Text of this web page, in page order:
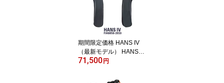
期間限定価格 HANS IV
（最新モデル） HANS4
20° FIA8858-2010適合
スデバイス ツーリングカ
71,500 円